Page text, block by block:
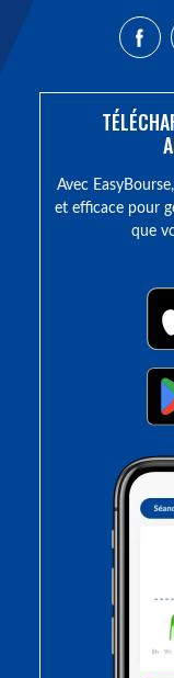
Avec
et efficace pour
que